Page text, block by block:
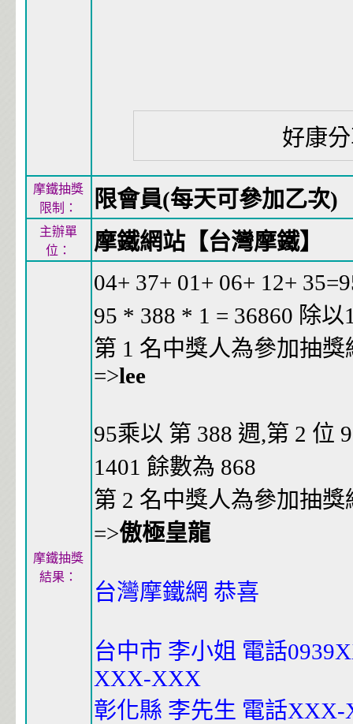
好康
摩鐵抽獎
限制：
限會員(每天可參加乙次)
主辦單
位：
摩鐵網站【台灣摩鐵】
摩鐵抽獎
結果：
04+ 37+ 01+ 06+ 12+
95 * 388 * 1 = 36860 除以
第 1 名中獎人為參加抽獎
=>lee
95乘以 第 388 週,第 2 位
1401 餘數為 868
第 2 名中獎人為參加抽獎
=>傲極皇龍
台灣摩鐵網 恭喜
台中市 李小姐 電話
XXX-XXX
彰化縣 李先生 電話